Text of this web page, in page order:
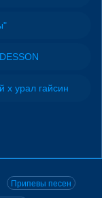
х урал гайсин
Припевы песен